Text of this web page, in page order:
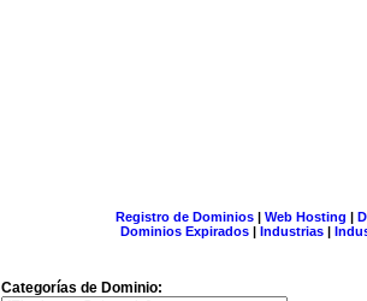
Registro de Dominios| Web Hosting |
Dominios Expirados | Industrias |
Categorías de Dominio: